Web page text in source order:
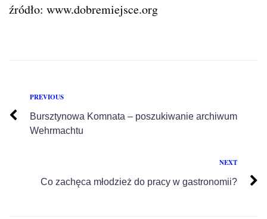
źródło: www.dobremiejsce.org
PREVIOUS
Bursztynowa Komnata – poszukiwanie archiwum
Wehrmachtu
NEXT
Co zachęca młodzież do pracy w gastronomii?